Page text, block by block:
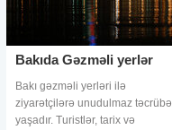
Bakıda Gəzməli yerlər
Bakı gəzməli yerləri ilə
ziyarətçilərə unudulmaz təcrübə
yaşadır. Turistlər, tarix və